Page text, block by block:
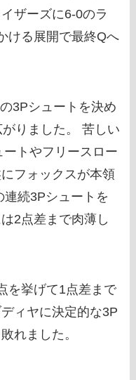
ザーズに6-0のラ
ける展開で最終Qへ
3Pシュートを決め
りました。 苦しい
トやフリースロー
フォックスが本領
続3Pシュートを
2点差まで肉薄し
を挙げて1点差まで
ィヤに決定的な3P
れました。